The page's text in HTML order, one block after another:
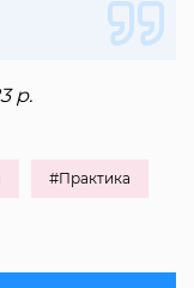
р.
#Практика